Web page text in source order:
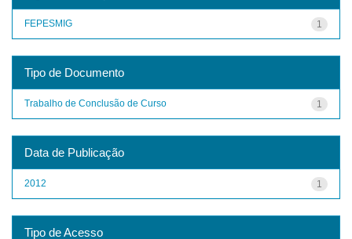
1
FEPESMIG
Tipo de Documento
1
Trabalho de Conclusão de Curso
Data de Publicação
1
2012
Tipo de Acesso